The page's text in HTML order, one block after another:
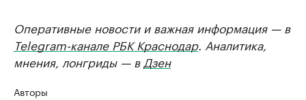
Оперативные новости и важная информация — в
Telegram-канале РБК Краснодар. Аналитика,
мнения, лонгриды — в Дзен
Авторы